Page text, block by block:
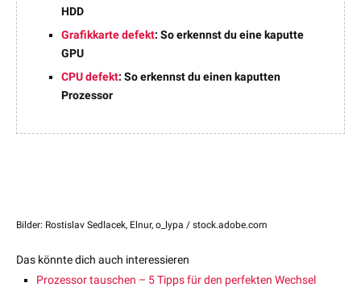
HDD
Grafikkarte defekt: So erkennst du eine kaputte
GPU
CPU defekt: So erkennst du einen kaputten
Prozessor
Bilder: Rostislav Sedlacek, Elnur, o_lypa / stock.adobe.com
Das könnte dich auch interessieren
Prozessor tauschen – 5 Tipps für den perfekten Wechsel